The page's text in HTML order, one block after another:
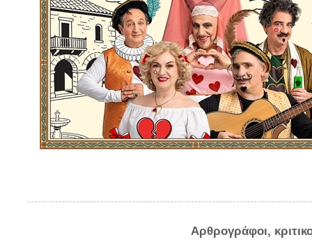
Αρθρογράφοι,